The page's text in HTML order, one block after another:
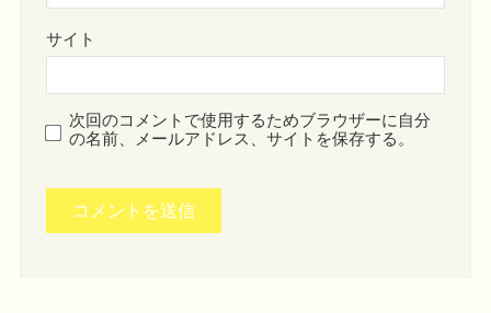
サイト
次回のコメントで使用するためブラウザーに自分
の名前、メールアドレス、サイトを保存する。